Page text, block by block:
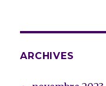
ARCHIVES